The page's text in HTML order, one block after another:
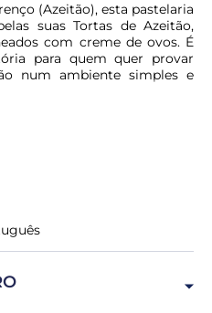
(Azeitão), esta pastelaria
suas Tortas de Azeitão,
com creme de ovos. É
para quem quer provar
num ambiente simples e